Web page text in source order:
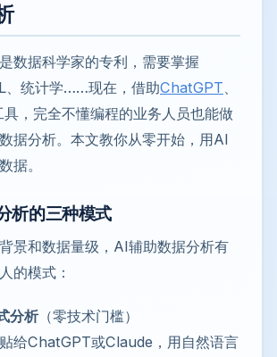
数据科学家的专利，需要掌握
、统计学……现在，借助ChatGPT
，完全不懂编程的业务人员也能做
据分析。本文教你从零开始，用AI
据。
析的三种模式
景和数据量级，AI辅助数据分析有
的模式：
分析（零技术门槛）
给ChatGPT或Claude，用自然语言